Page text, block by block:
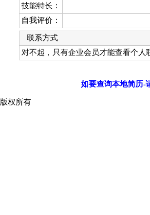
技能特长：
自我评价：
联系方式
对不起，只有企业会员才能查看个人
如要查询本地简历-
版权所有